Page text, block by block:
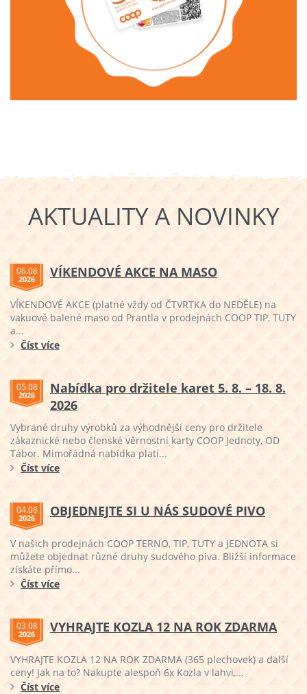
AKTUALITY A NOVINKY
06.08
2026 VÍKENDOVÉ AKCE NA MASO
VÍKENDOVÉ AKCE (platné vždy od ČTVRTKA do NEDĚLE) na
vakuově balené maso od Prantla v prodejnách COOP TIP, TUTY
a...
Číst více
05.08
2026
Nabídka pro držitele karet 5. 8. – 18. 8.
2026
Vybrané druhy výrobků za výhodnější ceny pro držitele
zákaznické nebo členské věrnostní karty COOP Jednoty, OD
Tábor. Mimořádná nabídka platí...
Číst více
04.08
2026 OBJEDNEJTE SI U NÁS SUDOVÉ PIVO
V našich prodejnách COOP TERNO, TIP, TUTY a JEDNOTA si
můžete objednat různé druhy sudového piva. Bližší informace
získáte přímo...
Číst více
03.08
2026 VYHRAJTE KOZLA 12 NA ROK ZDARMA
VYHRAJTE KOZLA 12 NA ROK ZDARMA (365 plechovek) a další
ceny! Jak na to? Nakupte alespoň 6x Kozla v lahvi,...
Číst více